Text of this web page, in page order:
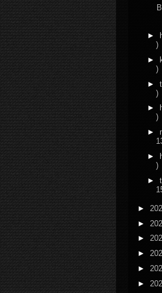
►
)
►
)
►
)
►
)
►
►
)
►
►
►
►
►
►
►